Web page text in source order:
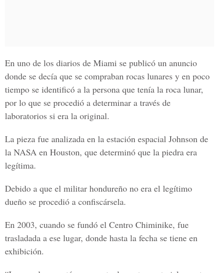
En uno de los diarios de Miami se publicó un anuncio
donde se decía que se compraban rocas lunares y en poco
tiempo se identificó a la persona que tenía la roca lunar,
por lo que se procedió a determinar a través de
laboratorios si era la original.
La pieza fue analizada en la estación espacial Johnson de
la NASA en Houston, que determinó que la piedra era
legítima.
Debido a que el militar hondureño no era el legítimo
dueño se procedió a confiscársela.
En 2003, cuando se fundó el Centro Chiminike, fue
trasladada a ese lugar, donde hasta la fecha se tiene en
exhibición.